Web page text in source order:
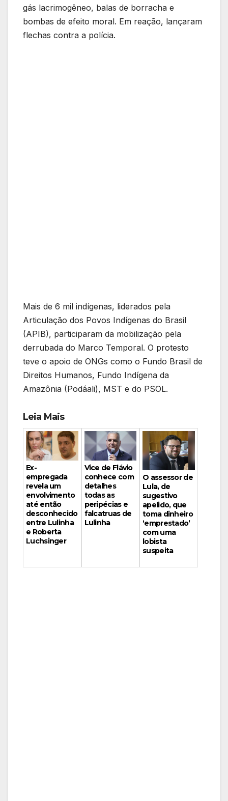
gás lacrimogêneo, balas de borracha e
bombas de efeito moral. Em reação, lançaram
flechas contra a polícia.
Mais de 6 mil indígenas, liderados pela
Articulação dos Povos Indígenas do Brasil
(APIB), participaram da mobilização pela
derrubada do Marco Temporal. O protesto
teve o apoio de ONGs como o Fundo Brasil de
Direitos Humanos, Fundo Indígena da
Amazônia (Podáali), MST e do PSOL.
Leia Mais
Ex-
empregada
revela um
envolvimento
até então
desconhecido
entre Lulinha
e Roberta
Luchsinger
Vice de Flávio
conhece com
detalhes
todas as
peripécias e
falcatruas de
Lulinha
O assessor de
Lula, de
sugestivo
apelido, que
toma dinheiro
‘emprestado’
com uma
lobista
suspeita